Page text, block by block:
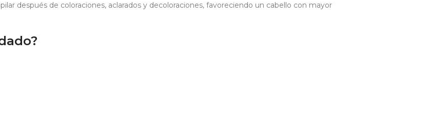
después de coloraciones, aclarados y decoloraciones, favoreciendo un cabello con mayor